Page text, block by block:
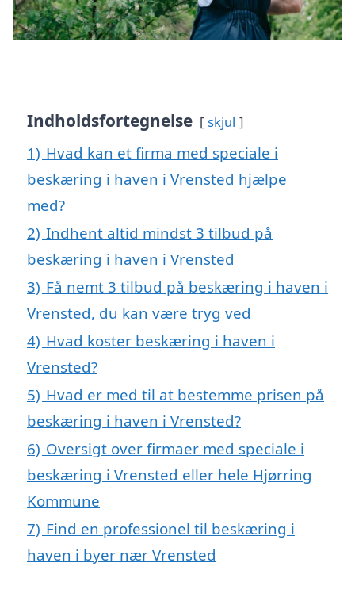
Indholdsfortegnelse skjul
1) Hvad kan et firma med speciale i
beskæring i haven i Vrensted hjælpe
med?
2) Indhent altid mindst 3 tilbud på
beskæring i haven i Vrensted
3) Få nemt 3 tilbud på beskæring i haven i
Vrensted, du kan være tryg ved
4) Hvad koster beskæring i haven i
Vrensted?
5) Hvad er med til at bestemme prisen på
beskæring i haven i Vrensted?
6) Oversigt over firmaer med speciale i
beskæring i Vrensted eller hele Hjørring
Kommune
7) Find en professionel til beskæring i
haven i byer nær Vrensted